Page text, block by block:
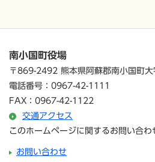
南小国町役場
〒869-2492 熊本県阿蘇郡南小国町
電話番号：0967-42-1111
FAX：0967-42-1122
交通アクセス
このホームページに関するお問い合わ
お問い合わせ